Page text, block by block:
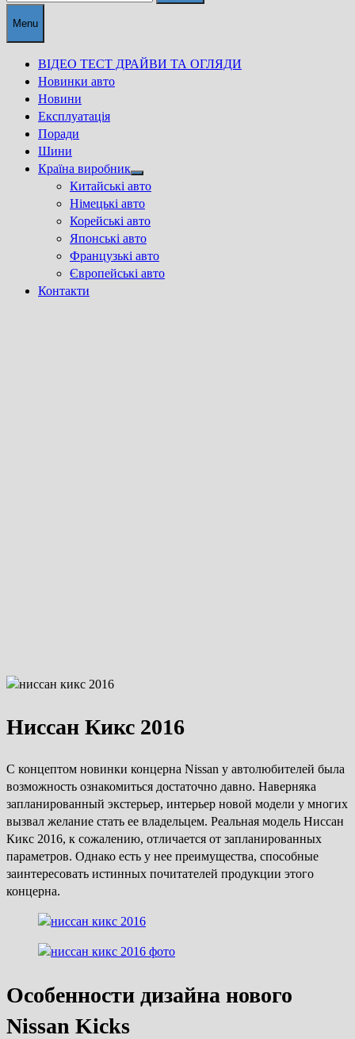
Menu
ВІДЕО ТЕСТ ДРАЙВИ ТА ОГЛЯДИ
Новинки авто
Новини
Експлуатація
Поради
Шини
Країна виробник
Show
sub
menu
Китайські авто
Німецькі авто
Корейські авто
Японські авто
Французькі авто
Європейські авто
Контакти
Ниссан Кикс 2016
С концептом новинки концерна Nissan у автолюбителей была
возможность ознакомиться достаточно давно. Наверняка
запланированный экстерьер, интерьер новой модели у многих
вызвал желание стать ее владельцем. Реальная модель Ниссан
Кикс 2016, к сожалению, отличается от запланированных
параметров. Однако есть у нее преимущества, способные
заинтересовать истинных почитателей продукции этого
концерна.
Особенности дизайна нового
Nissan Kicks